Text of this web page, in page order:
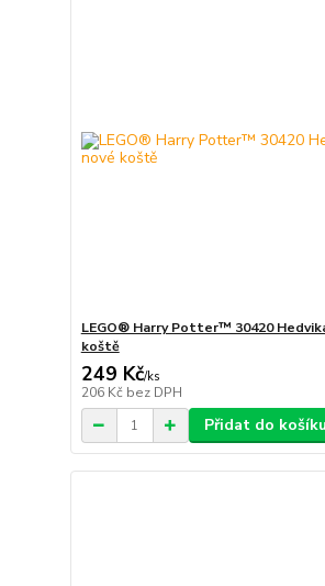
LEGO® Harry Potter™ 30420
koště
249 Kč/ks
206 Kč bez DPH
Přidat do košíku